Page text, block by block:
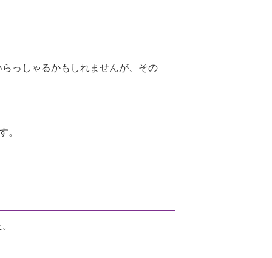
っしゃるかもしれませんが、その
。